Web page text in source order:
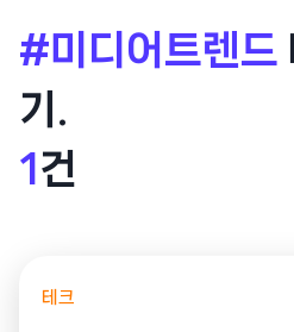
#미디어트렌드
기.
1 건
테크